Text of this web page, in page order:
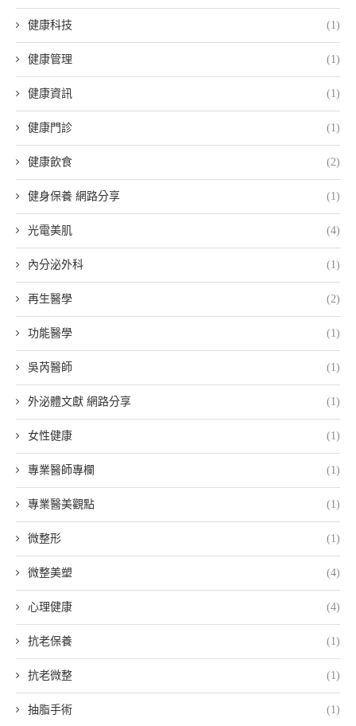
健康科技 (1)
健康管理 (1)
健康資訊 (1)
健康門診 (1)
健康飲食 (2)
健身保養 網路分享 (1)
光電美肌 (4)
內分泌外科 (1)
再生醫學 (2)
功能醫學 (1)
吳芮醫師 (1)
外泌體文獻 網路分享 (1)
女性健康 (1)
專業醫師專欄 (1)
專業醫美觀點 (1)
微整形 (1)
微整美塑 (4)
心理健康 (4)
抗老保養 (1)
抗老微整 (1)
抽脂手術 (1)